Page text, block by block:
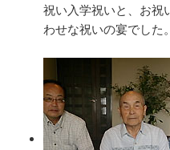
祝い入学祝いと、お祝
わせな祝いの宴でした。